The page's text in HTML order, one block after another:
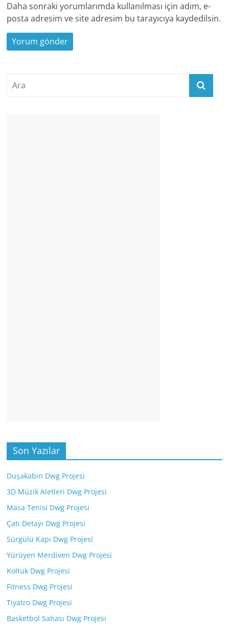
Daha sonraki yorumlarımda kullanılması için adım, e-
posta adresim ve site adresim bu tarayıcıya kaydedilsin.
Son Yazılar
Duşakabin Dwg Projesi
3D Müzik Aletleri Dwg Projesi
Masa Tenisi Dwg Projesi
Çatı Detayı Dwg Projesi
Sürgülü Kapı Dwg Projesi
Yürüyen Merdiven Dwg Projesi
Koltuk Dwg Projesi
Fitness Dwg Projesi
Tiyatro Dwg Projesi
Basketbol Sahası Dwg Projesi